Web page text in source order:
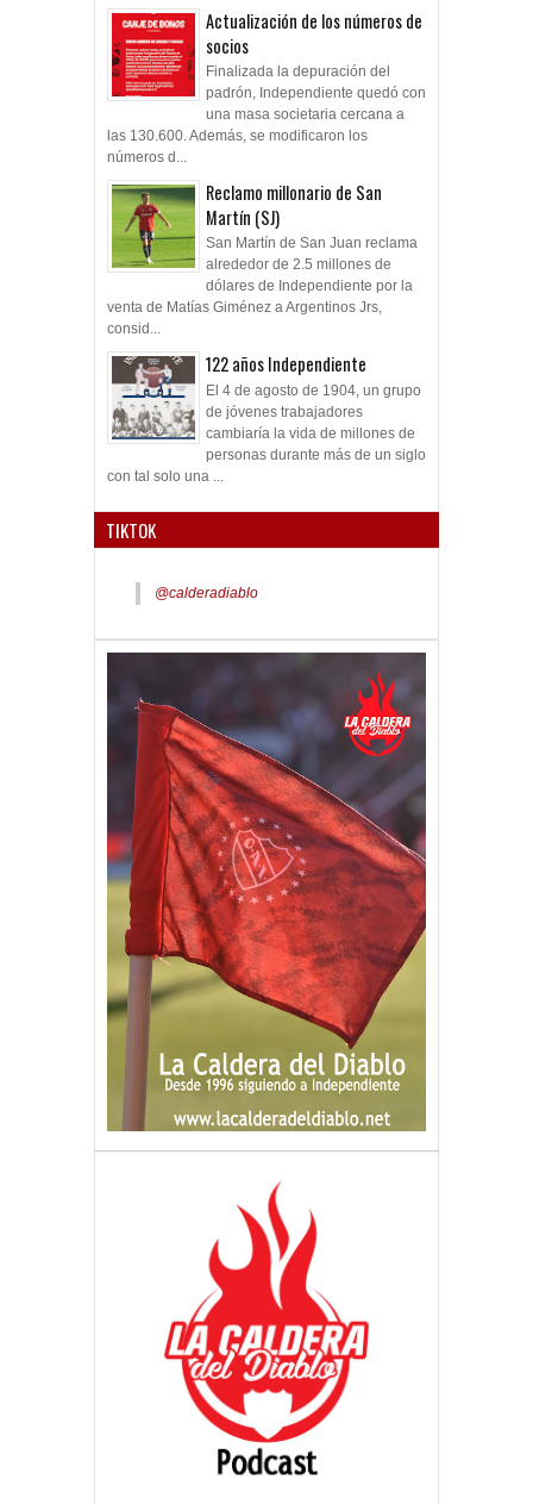
Actualización de los números de
socios
Finalizada la depuración del
padrón, Independiente quedó con
una masa societaria cercana a
las 130.600. Además, se modificaron los
números d...
Reclamo millonario de San
Martín (SJ)
San Martín de San Juan reclama
alrededor de 2.5 millones de
dólares de Independiente por la
venta de Matías Giménez a Argentinos Jrs,
consid...
122 años Independiente
El 4 de agosto de 1904, un grupo
de jóvenes trabajadores
cambiaría la vida de millones de
personas durante más de un siglo
con tal solo una ...
TIKTOK
@calderadiablo